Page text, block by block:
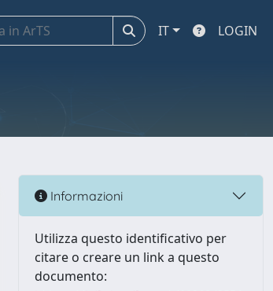
IT LOGIN
Informazioni
Utilizza questo identificativo per
citare o creare un link a questo
documento: